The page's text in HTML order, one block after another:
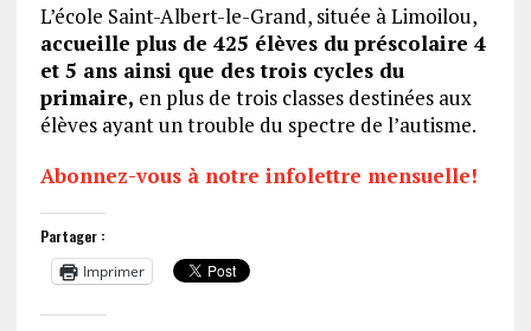
L’école Saint-Albert-le-Grand, située à Limoilou,
accueille plus de 425 élèves du préscolaire 4
et 5 ans ainsi que des trois cycles du
primaire, en plus de trois classes destinées aux
élèves ayant un trouble du spectre de l’autisme.
Abonnez-vous à notre infolettre mensuelle!
Partager :
Imprimer